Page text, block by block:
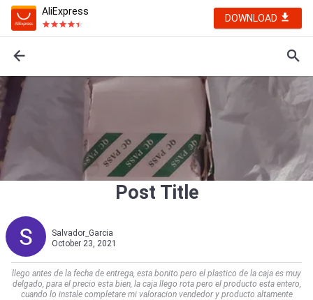
AliExpress
DOWNLOAD
Post Title
Salvador_Garcia
October 23, 2021
llego antes de la fecha de entrega, esta bonito pero el plastico de la caja es muy
delgado, para el precio esta bien, la caja llego rota pero el producto esta entero,
cuando lo instale completare mi valoracion vendedor y producto altamente